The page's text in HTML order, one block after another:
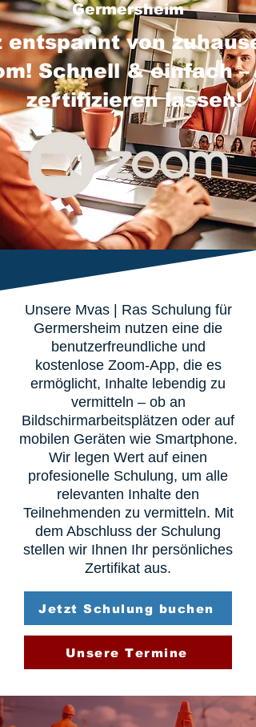
Germersheim
entspannt von
Schnell & einfach –
zertifizieren lassen!
Unsere Mvas | Ras Schulung für
Germersheim nutzen eine die
benutzerfreundliche und
kostenlose Zoom-App, die es
ermöglicht, Inhalte lebendig zu
vermitteln – ob an
Bildschirmarbeitsplätzen oder auf
mobilen Geräten wie Smartphone.
Wir legen Wert auf einen
profesionelle Schulung, um alle
relevanten Inhalte den
Teilnehmenden zu vermitteln. Mit
dem Abschluss der Schulung
stellen wir Ihnen Ihr persönliches
Zertifikat aus.
Jetzt Schulung buchen
Unsere Termine